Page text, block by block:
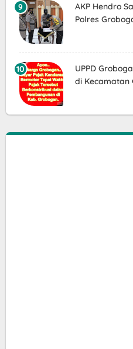
AKP Hendro
Polres
UPPD
di Kecamatan